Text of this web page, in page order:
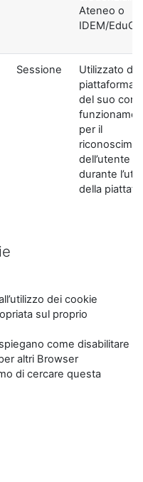
Ateneo o
IDEM/
Sessione
Utilizzato
piattaforma
del suo
per il
dell’utente
durante
della
dei cookie
sul proprio
come disabilitare
altri Browser
di cercare questa